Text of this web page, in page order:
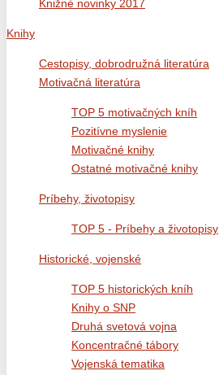
Knižné novinky 2017
Knihy
Cestopisy, dobrodružná literatúra
Motivačná literatúra
TOP 5 motivačných kníh
Pozitívne myslenie
Motivačné knihy
Ostatné motivačné knihy
Príbehy, životopisy
TOP 5 - Príbehy a životopisy
Historické, vojenské
TOP 5 historických kníh
Knihy o SNP
Druhá svetová vojna
Koncentračné tábory
Vojenská tematika